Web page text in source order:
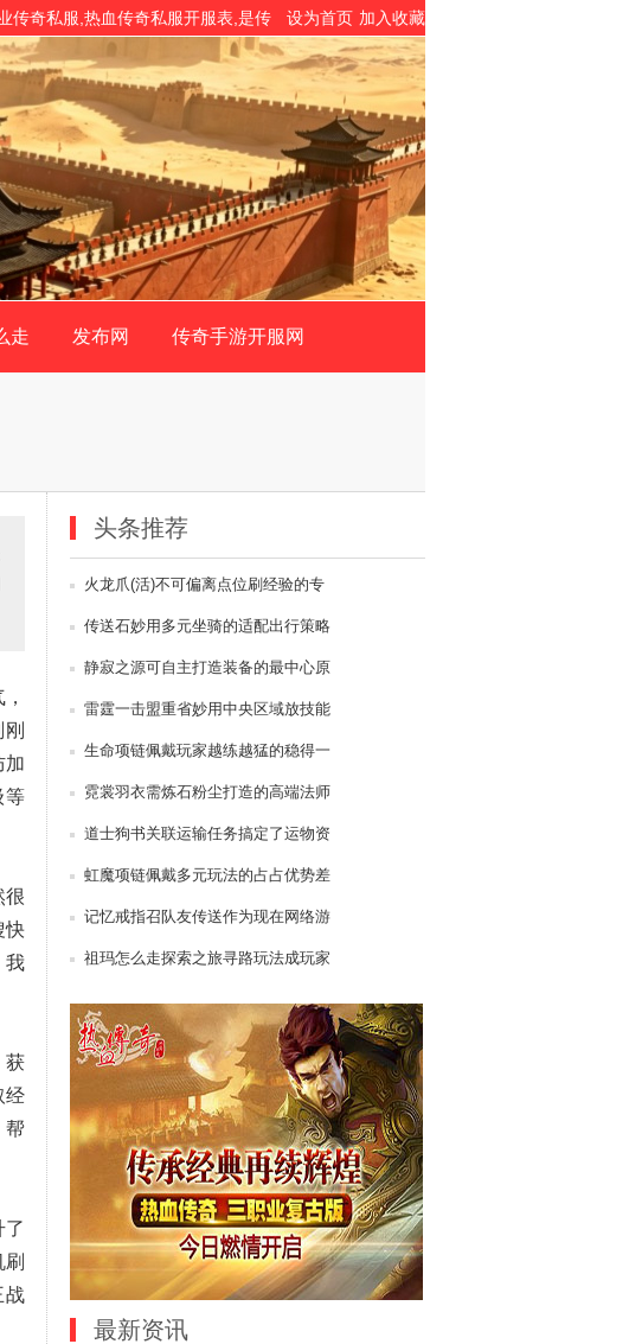
设为首页 加入收藏
传奇私服,热血传奇私服开服表,是传
走 发布网 传奇手游开服网
加
等
很
快
我
获
经
帮
了
战
头条推荐
火龙爪(活)不可偏离点位刷经验的专
传送石妙用多元坐骑的适配出行策略
静寂之源可自主打造装备的最中心原
雷霆一击盟重省妙用中央区域放技能
生命项链佩戴玩家越练越猛的稳得一
霓裳羽衣需炼石粉尘打造的高端法师
道士狗书关联运输任务搞定了运物资
虹魔项链佩戴多元玩法的占占优势差
记忆戒指召队友传送作为现在网络游
祖玛怎么走探索之旅寻路玩法成玩家
最新资讯